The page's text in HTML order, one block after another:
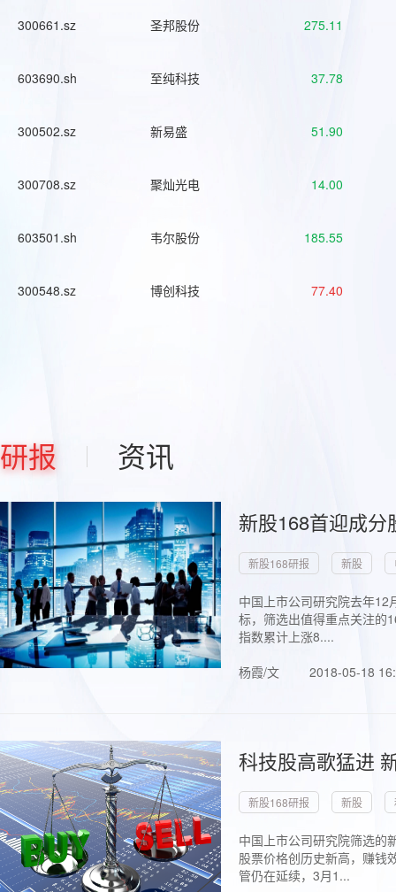
300661.sz 圣邦股份 275.11
603690.sh 至纯科技 37.78
300502.sz 新易盛 51.90
300708.sz 聚灿光电 14.00
603501.sh 韦尔股份 185.55
300548.sz 博创科技 77.40
研报 资讯
新股168首迎成
新股168研报 新股
中国上市公司研究院去年
标，筛选出值得重点关注的
指数累计上涨8....
杨霞/文
2018-05-18
科技股高歌猛进
新股168研报 新股
中国上市公司研究院筛选的
股票价格创历史新高，赚钱
管仍在延续，3月1...